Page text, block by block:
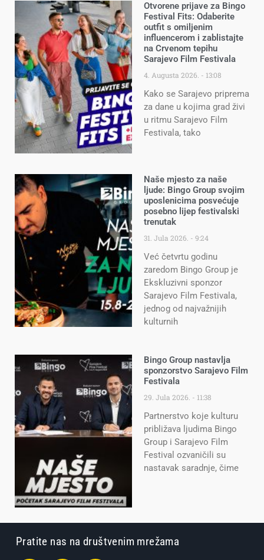
Otvorene prijave za Bingo
Festival Fits: Odaberite
outfit s omiljenim
influencerom i zablistajte
na Crvenom tepihu
Sarajevo Film Festivala
4. Augusta 2026. 13:08
Kako se Sarajevo priprema
za dane u kojima grad živi
u ritmu Sarajevo Film
Festivala, tako
Naše mjesto za naše
ljude: Bingo Group svojim
uposlenicima posvećuje
posebno lijep festivalski
trenutak
31. Jula 2026. 9:24
Već četvrtu godinu
zaredom Bingo Group je
Ekskluzivni sponzor
Sarajevo Film Festivala,
jednog od najvažnijih
kulturnih
Bingo Group nastavlja
sponzorstvo Sarajevo Film
Festivala
29. Jula 2026. 11:38
Partnerstvo koje kulturu
približava ljudima Bingo
Group i Sarajevo Film
Festival ozvaničili su
nastavak saradnje, čime
Pratite nas na društvenim mrežama